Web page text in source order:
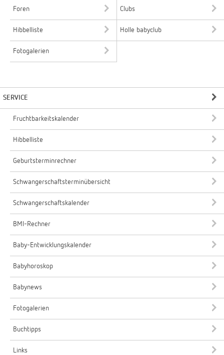
Foren Clubs
Hibbelliste Holle babyclub
Fotogalerien
SERVICE
Fruchtbarkeitskalender
Hibbelliste
Geburtsterminrechner
Schwangerschaftsterminübersicht
Schwangerschaftskalender
BMI-Rechner
Baby-Entwicklungskalender
Babyhoroskop
Babynews
Fotogalerien
Buchtipps
Links